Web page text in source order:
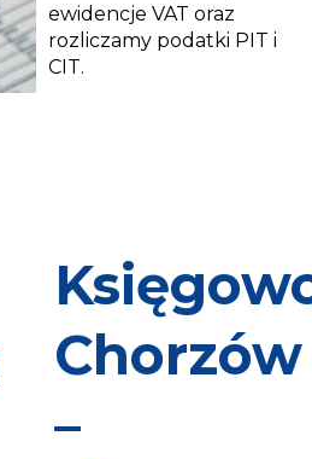
ewidencje VAT oraz
rozliczamy podatki PIT i
CIT.
Chorzów
–